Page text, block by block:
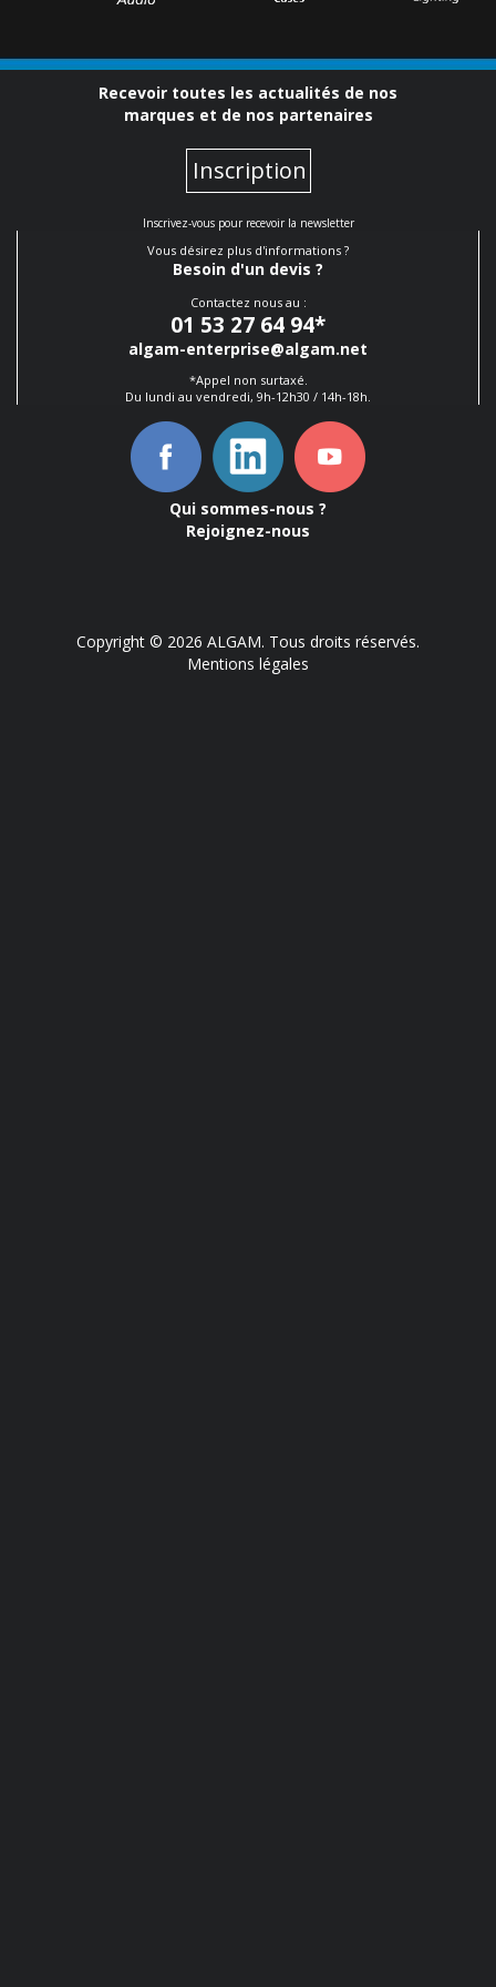
Recevoir toutes les actualités de nos
marques et de nos partenaires
Inscription
Inscrivez-vous pour recevoir la newsletter
Vous désirez plus d'informations ?
Besoin d'un devis ?
Contactez nous au :
01 53 27 64 94*
algam-enterprise@algam.net
*Appel non surtaxé.
Du lundi au vendredi, 9h-12h30 / 14h-18h.
Qui sommes-nous ?
Rejoignez-nous
Copyright © 2026 ALGAM. Tous droits réservés.
Mentions légales